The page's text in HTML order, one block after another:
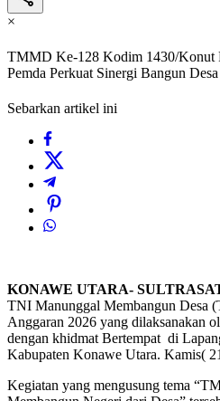
×
TMMD Ke-128 Kodim 1430/Konut
Pemda Perkuat Sinergi Bangun
Sebarkan artikel ini
KONAWE UTARA-
TNI Manunggal Membangun Desa
Anggaran 2026 yang dilaksanakan
dengan khidmat Bertempat di
Kabupaten Konawe Utara. Kamis(
Kegiatan yang mengusung tema